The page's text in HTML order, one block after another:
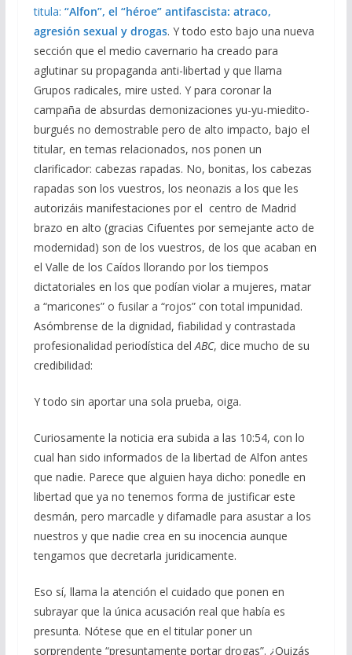
titula: “Alfon”, el “héroe” antifascista: atraco,
agresión sexual y drogas. Y todo esto bajo una nueva
sección que el medio cavernario ha creado para
aglutinar su propaganda anti-libertad y que llama
Grupos radicales, mire usted. Y para coronar la
campaña de absurdas demonizaciones yu-yu-miedito-
burgués no demostrable pero de alto impacto, bajo el
titular, en temas relacionados, nos ponen un
clarificador: cabezas rapadas. No, bonitas, los cabezas
rapadas son los vuestros, los neonazis a los que les
autorizáis manifestaciones por el centro de Madrid
brazo en alto (gracias Cifuentes por semejante acto de
modernidad) son de los vuestros, de los que acaban en
el Valle de los Caídos llorando por los tiempos
dictatoriales en los que podían violar a mujeres, matar
a “maricones” o fusilar a “rojos” con total impunidad.
Asómbrense de la dignidad, fiabilidad y contrastada
profesionalidad periodística del ABC, dice mucho de su
credibilidad:
Y todo sin aportar una sola prueba, oiga.
Curiosamente la noticia era subida a las 10:54, con lo
cual han sido informados de la libertad de Alfon antes
que nadie. Parece que alguien haya dicho: ponedle en
libertad que ya no tenemos forma de justificar este
desmán, pero marcadle y difamadle para asustar a los
nuestros y que nadie crea en su inocencia aunque
tengamos que decretarla juridicamente.
Eso sí, llama la atención el cuidado que ponen en
subrayar que la única acusación real que había es
presunta. Nótese que en el titular poner un
sorprendente “presuntamente portar drogas”. ¿Quizás